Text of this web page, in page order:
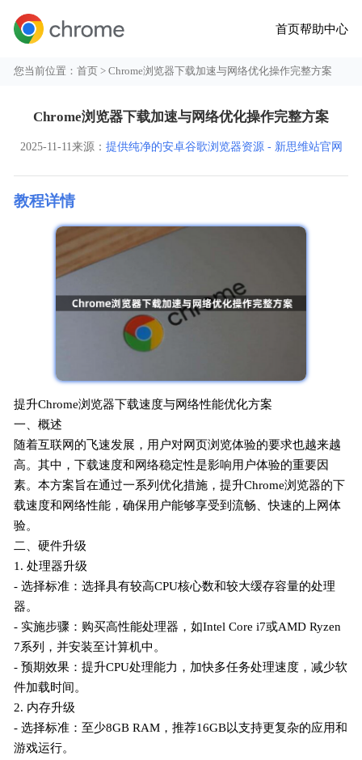
首页帮助中心
您当前位置：首页 > Chrome浏览器下载加速与网络优化操作完整方案
Chrome浏览器下载加速与网络优化操作完整方案
2025-11-11来源： 提供纯净的安卓谷歌浏览器资源 - 新思维站官网
教程详情
提升Chrome浏览器下载速度与网络性能优化方案
一、概述
随着互联网的飞速发展，用户对网页浏览体验的要求也越来越
高。其中，下载速度和网络稳定性是影响用户体验的重要因
素。本方案旨在通过一系列优化措施，提升Chrome浏览器的下
载速度和网络性能，确保用户能够享受到流畅、快速的上网体
验。
二、硬件升级
1. 处理器升级
- 选择标准：选择具有较高CPU核心数和较大缓存容量的处理
器。
- 实施步骤：购买高性能处理器，如Intel Core i7或AMD Ryzen
7系列，并安装至计算机中。
- 预期效果：提升CPU处理能力，加快多任务处理速度，减少软
件加载时间。
2. 内存升级
- 选择标准：至少8GB RAM，推荐16GB以支持更复杂的应用和
游戏运行。